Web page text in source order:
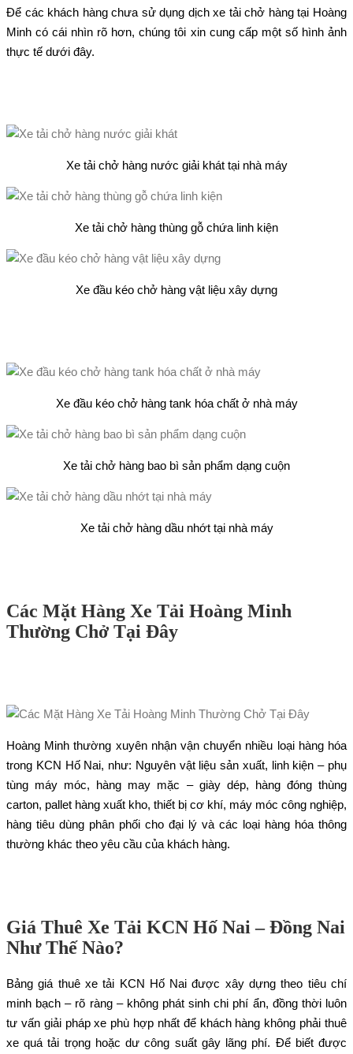
Để các khách hàng chưa sử dụng dịch xe tải chở hàng tại Hoàng
Minh có cái nhìn rõ hơn, chúng tôi xin cung cấp một số hình ảnh
thực tế dưới đây.
Xe tải chở hàng nước giải khát tại nhà máy
Xe tải chở hàng thùng gỗ chứa linh kiện
Xe đầu kéo chở hàng vật liệu xây dựng
Xe đầu kéo chở hàng tank hóa chất ở nhà máy
Xe tải chở hàng bao bì sản phẩm dạng cuộn
Xe tải chở hàng dầu nhớt tại nhà máy
Các Mặt Hàng Xe Tải Hoàng Minh
Thường Chở Tại Đây
Hoàng Minh thường xuyên nhận vận chuyển nhiều loại hàng hóa
trong KCN Hố Nai, như: Nguyên vật liệu sản xuất, linh kiện – phụ
tùng máy móc, hàng may mặc – giày dép, hàng đóng thùng
carton, pallet hàng xuất kho, thiết bị cơ khí, máy móc công nghiệp,
hàng tiêu dùng phân phối cho đại lý và các loại hàng hóa thông
thường khác theo yêu cầu của khách hàng.
Giá Thuê Xe Tải KCN Hố Nai – Đồng Nai
Như Thế Nào?
Bảng giá thuê xe tải KCN Hố Nai được xây dựng theo tiêu chí
minh bạch – rõ ràng – không phát sinh chi phí ẩn, đồng thời luôn
tư vấn giải pháp xe phù hợp nhất để khách hàng không phải thuê
xe quá tải trọng hoặc dư công suất gây lãng phí. Để biết được